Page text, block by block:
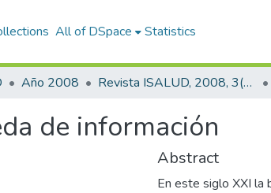
All of DSpace Statistics
Año 2008 Revista ISALUD, 2008, 3(13)
de información
Abstract
En este siglo XXI la